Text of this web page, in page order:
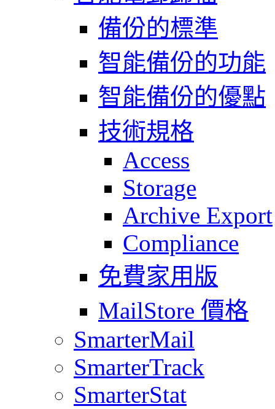
備份的標準
智能備份的功能
智能備份的優點
技術規格
Access
Storage
Archive Export
Compliance
免費家用版
MailStore 價格
SmarterMail
SmarterTrack
SmarterStat